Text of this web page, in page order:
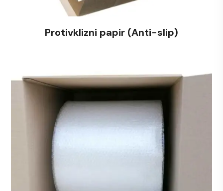
Protivklizni papir (Anti-slip)